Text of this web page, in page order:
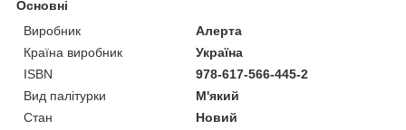
Основні
Виробник
Алерта
Країна виробник
Україна
ISBN
978-617-566-445-2
Вид палітурки
М'який
Стан
Новий